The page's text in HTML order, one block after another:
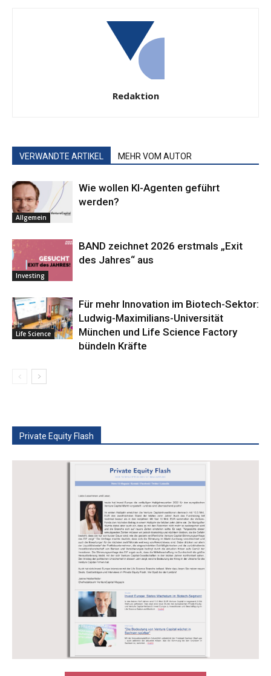
Redaktion
VERWANDTE ARTIKEL MEHR VOM AUTOR
Allgemein
Wie wollen KI-Agenten geführt
werden?
Investing
BAND zeichnet 2026 erstmals „Exit
des Jahres“ aus
Life Science
Für mehr Innovation im Biotech-Sektor:
Ludwig-Maximilians-Universität
München und Life Science Factory
bündeln Kräfte
Private Equity Flash